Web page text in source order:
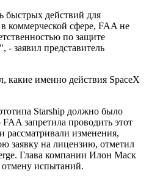
быстрых действий для
коммерческой сфере, FAA не
по защите
- заявил представитель
какие именно действия SpaceX
Starship должно было
FAA запретила проводить этот
рассматривали изменения,
заявку на лицензию, отметил
Глава компании Илон Маск
отмену испытаний.